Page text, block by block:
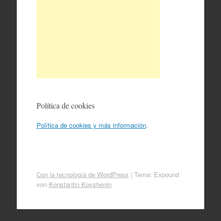
Política de cookies
Política de cookies y más información.
Con la tecnología de WordPress | Tema: Expound
von Konstantin Kovshenin